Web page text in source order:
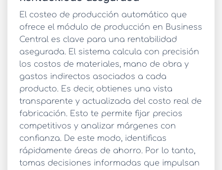
El costeo de producción automático que
ofrece el módulo de producción en Business
Central es clave para una rentabilidad
asegurada. El sistema calcula con precisión
los costos de materiales, mano de obra y
gastos indirectos asociados a cada
producto. Es decir, obtienes una vista
transparente y actualizada del costo real de
fabricación. Esto te permite fijar precios
competitivos y analizar márgenes con
confianza. De este modo, identificas
rápidamente áreas de ahorro. Por lo tanto,
tomas decisiones informadas que impulsan